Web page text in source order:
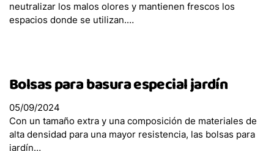
Bolsas Hogar
Nosotros
Medio Ambiente
neutralizar los malos olores y mantienen frescos los
espacios donde se utilizan.…
Bolsas para basura especial jardín
05/09/2024
Con un tamaño extra y una composición de materiales de
alta densidad para una mayor resistencia, las bolsas para
jardín…